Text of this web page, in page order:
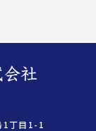
1丁目1-1